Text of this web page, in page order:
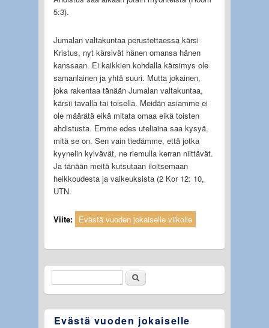
5:3).
Jumalan valtakuntaa perustettaessa kärsi
Kristus, nyt kärsivät hänen omansa hänen
kanssaan. Ei kaikkien kohdalla kärsimys ole
samanlainen ja yhtä suuri. Mutta jokainen,
joka rakentaa tänään Jumalan valtakuntaa,
kärsii tavalla tai toisella. Meidän asiamme ei
ole määrätä eikä mitata omaa eikä toisten
ahdistusta. Emme edes uteliaina saa kysyä,
mitä se on. Sen vain tiedämme, että jotka
kyynelin kylvävät, ne riemulla kerran niittävät.
Ja tänään meitä kutsutaan iloitsemaan
heikkoudesta ja vaikeuksista (2 Kor 12: 10,
UTN.
Viite: Evästä vuoden jokaiselle viikolle
HakulomakeEtsi
Evästä vuoden jokaiselle